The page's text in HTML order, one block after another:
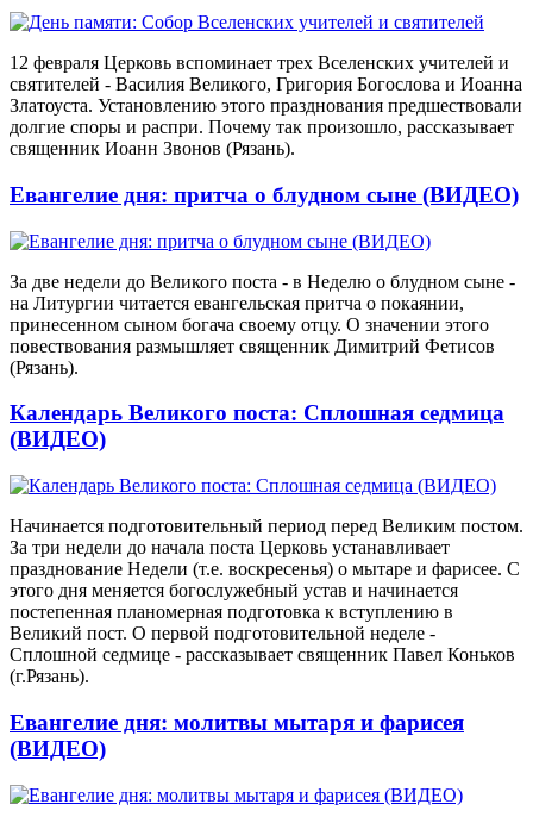
12 февраля Церковь вспоминает трех Вселенских учителей и
святителей - Василия Великого, Григория Богослова и Иоанна
Златоуста. Установлению этого празднования предшествовали
долгие споры и распри. Почему так произошло, рассказывает
священник Иоанн Звонов (Рязань).
Евангелие дня: притча о блудном сыне (ВИДЕО)
За две недели до Великого поста - в Неделю о блудном сыне -
на Литургии читается евангельская притча о покаянии,
принесенном сыном богача своему отцу. О значении этого
повествования размышляет священник Димитрий Фетисов
(Рязань).
Календарь Великого поста: Сплошная седмица
(ВИДЕО)
Начинается подготовительный период перед Великим постом.
За три недели до начала поста Церковь устанавливает
празднование Недели (т.е. воскресенья) о мытаре и фарисее. С
этого дня меняется богослужебный устав и начинается
постепенная планомерная подготовка к вступлению в
Великий пост. О первой подготовительной неделе -
Сплошной седмице - рассказывает священник Павел Коньков
(г.Рязань).
Евангелие дня: молитвы мытаря и фарисея
(ВИДЕО)